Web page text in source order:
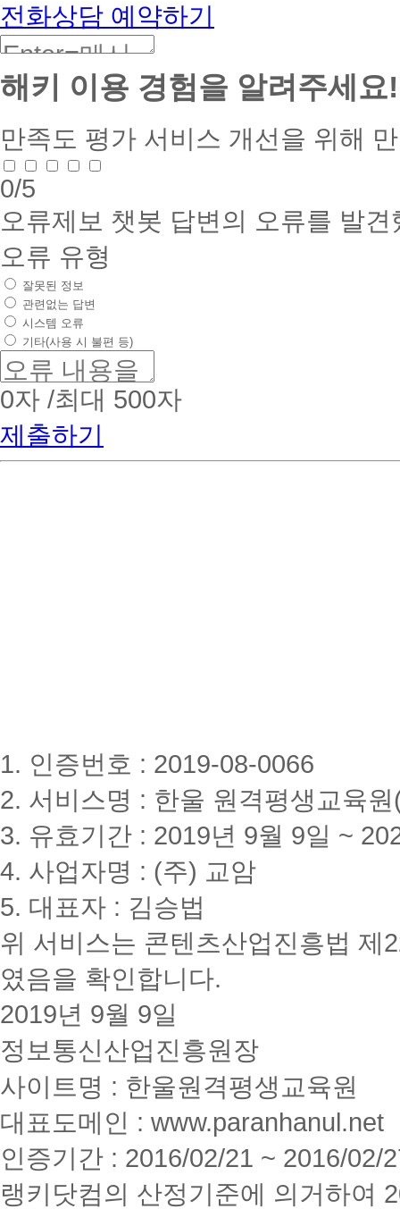
전화상담 예약하기
해키 이용 경험을 알려주세요!
만족도 평가 서비스 개선을 위해
0/5
오류제보 챗봇 답변의 오류를 발
오류 유형
잘못된 정보
관련없는 답변
시스템 오류
기타(사용 시 불편 등)
0자 /최대 500자
제출하기
1. 인증번호 : 2019-08-0066
2. 서비스명 : 한울 원격평생교육
3. 유효기간 : 2019년 9월 9일 ~
4. 사업자명 : (주) 교암
5. 대표자 : 김승법
위 서비스는 콘텐츠산업진흥법 제
였음을 확인합니다.
2019년 9월 9일
정보통신산업진흥원장
사이트명 : 한울원격평생교육원
대표도메인 : www.paranhanul.net
인증기간 : 2016/02/21 ~ 2016/02/
랭키닷컴의 산정기준에 의거하여